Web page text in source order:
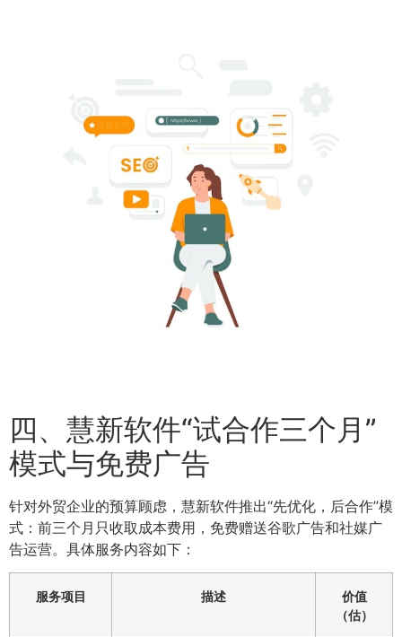
四、慧新软件“试合作三个月”
模式与免费广告
针对外贸企业的预算顾虑，慧新软件推出“先优化，后合作”模
式：前三个月只收取成本费用，免费赠送谷歌广告和社媒广
告运营。具体服务内容如下：
服务项目 描述
价值
（估）